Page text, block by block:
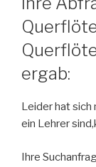
ergab:
Leider hat sich
ein Lehrer
Ihre